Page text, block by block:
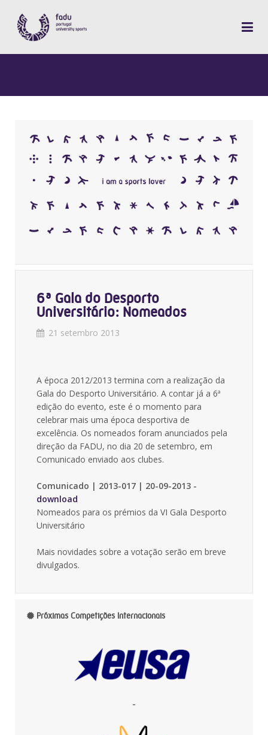
6ª Gala do Desporto
Universitário: Nomeados
21 setembro 2013
A época 2012/2013 termina com a realização da
Gala do Desporto Universitário. A contar já a 6ª
edição do evento, este é o momento para
celebrar mais uma época desportiva de
excelência. Os nomeados foram anunciados pela
direção da FADU, no dia 20 de setembro, em
Comunicado enviado aos clubes.
Comunicado | 2013-017 | 20-09-2013 -
download
Nomeados para os prémios da VI Gala Desporto
Universitário
Mais novidades sobre a votação serão em breve
divulgados.
Próximas Competições Internacionais
-